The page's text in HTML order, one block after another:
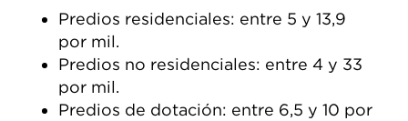
Predios residenciales: entre 5 y 13,9
por mil.
Predios no residenciales: entre 4 y 33
por mil.
Predios de dotación: entre 6,5 y 10 por